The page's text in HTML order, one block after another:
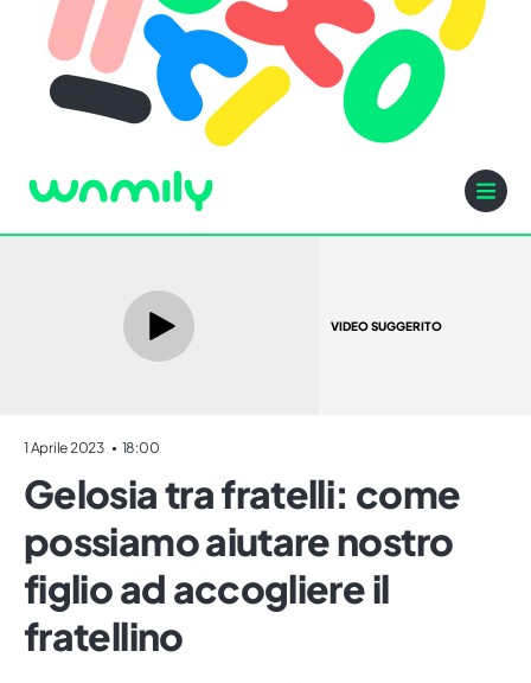
VIDEO SUGGERITO
1 Aprile 2023 18:00
Gelosia tra fratelli: come
possiamo aiutare nostro
figlio ad accogliere il
fratellino